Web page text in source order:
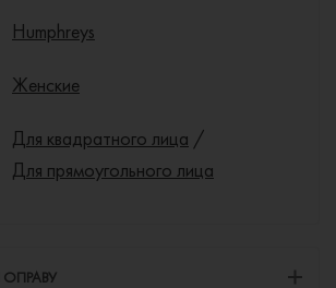
Humphreys
Женские
Для квадратного лица /
Для прямоугольного лица
ОПРАВУ